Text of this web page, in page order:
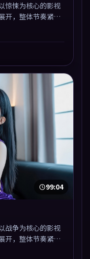
惊悚为核心的影视
开，整体节奏紧
99:04
战争为核心的影视
开，整体节奏紧